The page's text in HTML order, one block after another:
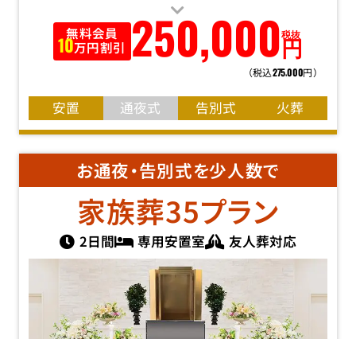
無料会員
10万円割引 250,000 円
税抜
（税込275,000円）
安置 通夜式 告別式 火葬
お通夜・告別式を少人数で
家族葬35プラン
2日間 専用安置室 友人葬対応